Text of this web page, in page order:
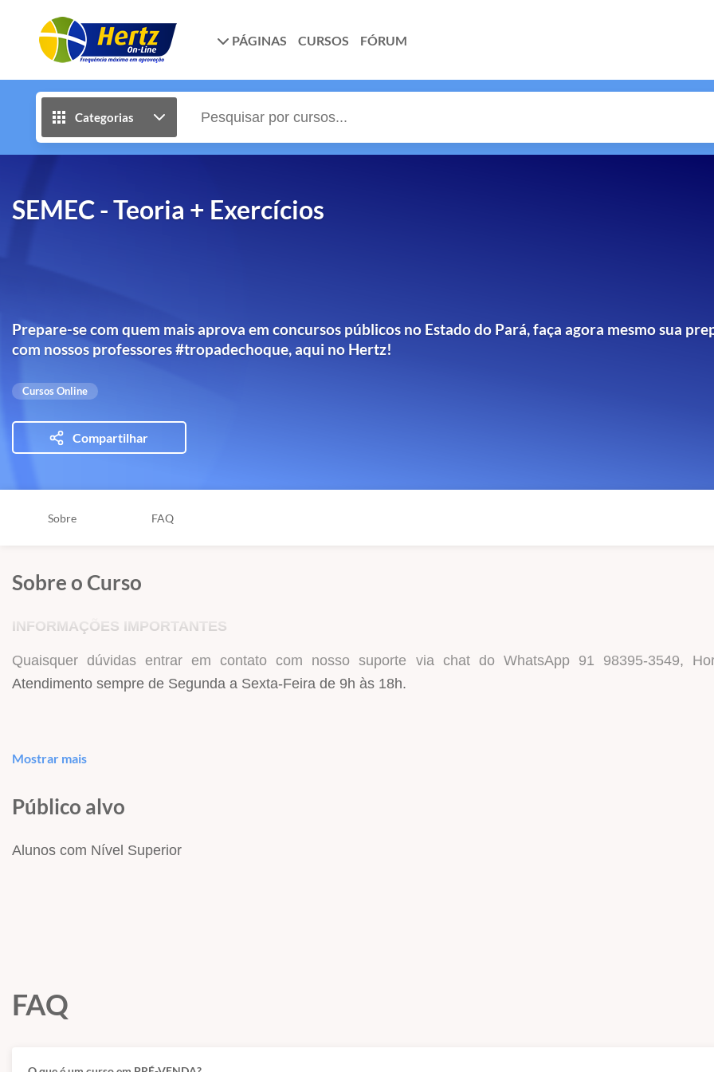
PÁGINAS CURSOS FÓRUM
Categorias
SEMEC - Teoria + Exercícios
Prepare-se com quem mais aprova em concursos públicos no Estado do Pará, faça agora mesmo sua
com nossos professores #tropadechoque, aqui no Hertz!
Cursos Online
Compartilhar
Sobre FAQ
Sobre o Curso
INFORMAÇÕES IMPORTANTES
Quaisquer dúvidas entrar em contato com nosso suporte via chat do WhatsApp 91 98395-3549,
Atendimento sempre de Segunda a Sexta-Feira de 9h às 18h.
ALGUMAS INFORMAÇÕES DO CONCURSO
Mostrar mais
Público alvo
Alunos com Nível Superior
FAQ